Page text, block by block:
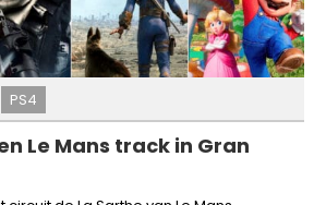
PS4
Le Mans track in Gran